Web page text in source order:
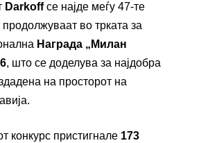
Darkoffсе најде меѓу 47-те
во трката за
Награда „Милан
, што се доделува за најдобра
на просторот на
конкурс пристигнале 173